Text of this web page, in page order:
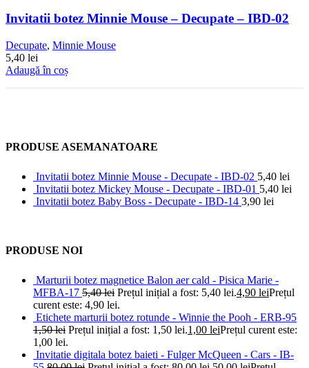
Invitatii botez Minnie Mouse – Decupate – IBD-02
Decupate, Minnie Mouse
5,40 lei
Adaugă în coș
PRODUSE ASEMANATOARE
Invitatii botez Minnie Mouse - Decupate - IBD-02 5,40 lei
Invitatii botez Mickey Mouse - Decupate - IBD-01 5,40 lei
Invitatii botez Baby Boss - Decupate - IBD-14 3,90 lei
PRODUSE NOI
Marturii botez magnetice Balon aer cald - Pisica Marie -
MFBA-17 5,40lei Prețul inițial a fost: 5,40 lei.4,90 leiPrețul
curent este: 4,90 lei.
Etichete marturii botez rotunde - Winnie the Pooh - ERB-95
1,50lei Prețul inițial a fost: 1,50 lei.1,00 leiPrețul curent este:
1,00 lei.
Invitatie digitala botez baieti - Fulger McQueen - Cars - IB-